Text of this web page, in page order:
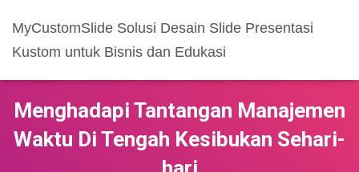
MyCustomSlide Solusi Desain Slide Presentasi
Kustom untuk Bisnis dan Edukasi
Menghadapi Tantangan Manajemen
Waktu Di Tengah Kesibukan Sehari-